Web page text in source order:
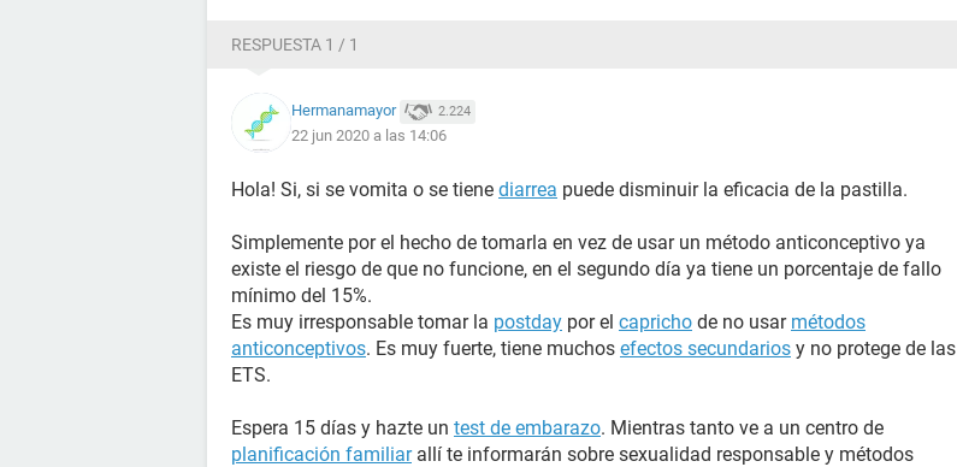
RESPUESTA 1 / 1
Hermanamayor 2.224
22 jun 2020 a las 14:06
Hola! Si, si se vomita o se tiene diarrea puede disminuir la eficacia de la pastilla.
Simplemente por el hecho de tomarla en vez de usar un método anticonceptivo ya
existe el riesgo de que no funcione, en el segundo día ya tiene un porcentaje de fallo
mínimo del 15%.
Es muy irresponsable tomar la postday por el capricho de no usar métodos
anticonceptivos. Es muy fuerte, tiene muchos efectos secundarios y no protege de las
ETS.
Espera 15 días y hazte un test de embarazo. Mientras tanto ve a un centro de
planificación familiarallí te informarán sobre sexualidad responsable y métodos